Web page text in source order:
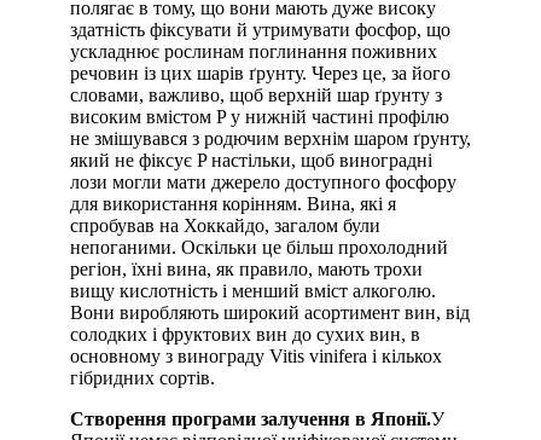
полягає в тому, що вони мають дуже високу
здатність фіксувати й утримувати фосфор, що
ускладнює рослинам поглинання поживних
речовин із цих шарів ґрунту. Через це, за його
словами, важливо, щоб верхній шар ґрунту з
високим вмістом P у нижній частині профілю
не змішувався з родючим верхнім шаром ґрунту,
який не фіксує P настільки, щоб виноградні
лози могли мати джерело доступного фосфору
для використання корінням. Вина, які я
спробував на Хоккайдо, загалом були
непоганими. Оскільки це більш прохолодний
регіон, їхні вина, як правило, мають трохи
вищу кислотність і менший вміст алкоголю.
Вони виробляють широкий асортимент вин, від
солодких і фруктових вин до сухих вин, в
основному з винограду Vitis vinifera і кількох
гібридних сортів.
Створення програми залучення в Японії.У